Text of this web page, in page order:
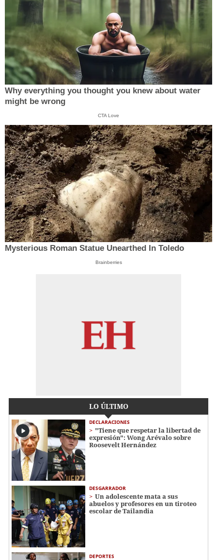
Why everything you thought you knew about water
might be wrong
CTA Love
Mysterious Roman Statue Unearthed In Toledo
Brainberries
LO ÚLTIMO
DECLARACIONES
"Tiene que respetar la libertad de
expresión": Wong Arévalo sobre
Roosevelt Hernández
DESGARRADOR
Un adolescente mata a sus
abuelos y profesores en un tiroteo
escolar de Tailandia
DEPORTES